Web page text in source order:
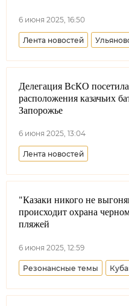
6 июня 2025, 16:50
Лента новостей
Волжское войсковое
Казачья молодежь
Делегация ВсКО посетила
расположения казачьих
Запорожье
6 июня 2025, 13:04
Лента новостей
Всероссийское казачье
Виталий Кузнецов
Совет при Президенте РФ
"Казаки никого не
происходит охрана
пляжей
6 июня 2025, 12:59
Резонансные темы
Краснодарский край